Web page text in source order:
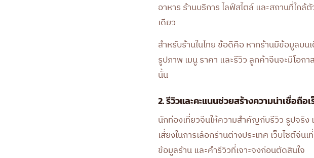
อาหาร ร้านบริการ ไลฟ์สไตล์ และสถานที่ใกล้
เดียว
สำหรับร้านในไทย ข้อดีคือ หากร้านมีข้อมูลบ
รูปภาพ เมนู ราคา และรีวิว ลูกค้าจีนจะมีโอ
นั้น
2. รีวิวและคะแนนช่วยสร้างความน่าเชื่อถือเ
นักท่องเที่ยวจีนให้ความสำคัญกับรีวิว รูปจริ
เสี่ยงในการเลือกร้านต่างประเทศ เว็บไซต์จี
ข้อมูลร้าน และคำรีวิวที่เจาะจงก่อนตัดสินใจ